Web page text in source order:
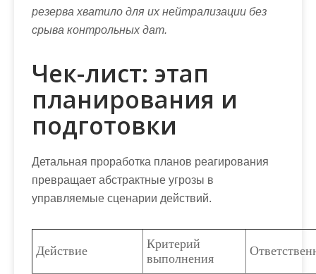
резерва хватило для их нейтрализации без
срыва контрольных дат.
Чек-лист: этап
планирования и
подготовки
Детальная проработка планов реагирования
превращает абстрактные угрозы в
управляемые сценарии действий.
Действие
Критерий
выполнения